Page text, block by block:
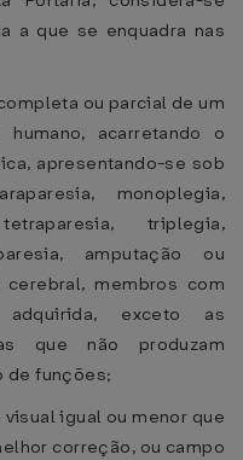
a que se enquadra nas
ou parcial de um
acarretando o
apresentando-se sob
monoplegia,
triplegia,
amputação ou
membros com
exceto as
que não produzam
de funções;
igual ou menor que
correção, ou campo